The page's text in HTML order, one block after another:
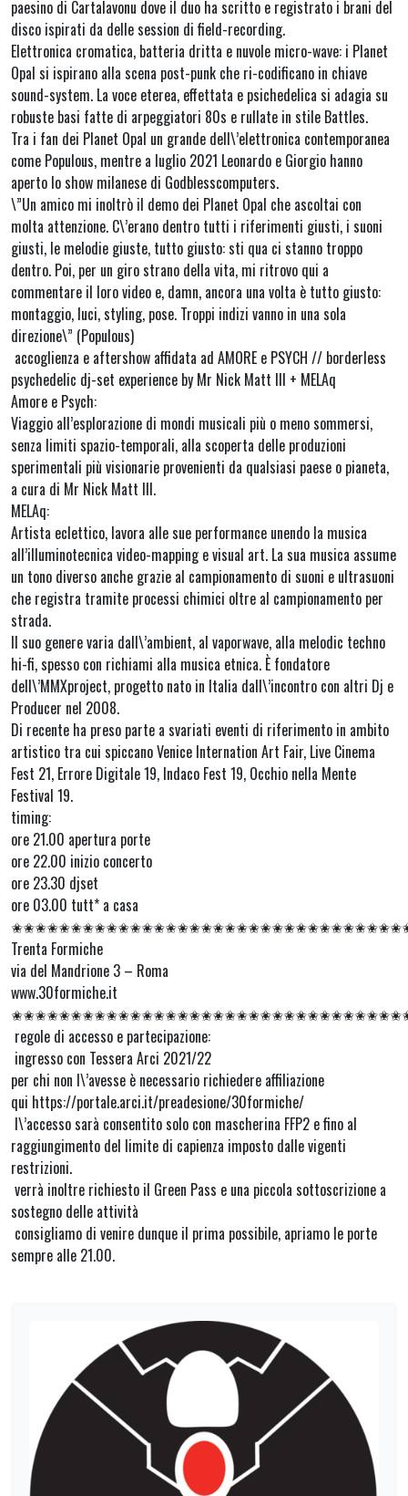
paesino di Cartalavonu dove il duo ha scritto e registrato i brani del
disco ispirati da delle session di field-recording.
Elettronica cromatica, batteria dritta e nuvole micro-wave: i Planet
Opal si ispirano alla scena post-punk che ri-codificano in chiave
sound-system. La voce eterea, effettata e psichedelica si adagia su
robuste basi fatte di arpeggiatori 80s e rullate in stile Battles.
Tra i fan dei Planet Opal un grande dell\’elettronica contemporanea
come Populous, mentre a luglio 2021 Leonardo e Giorgio hanno
aperto lo show milanese di Godblesscomputers.
\”Un amico mi inoltrò il demo dei Planet Opal che ascoltai con
molta attenzione. C\’erano dentro tutti i riferimenti giusti, i suoni
giusti, le melodie giuste, tutto giusto: sti qua ci stanno troppo
dentro. Poi, per un giro strano della vita, mi ritrovo qui a
commentare il loro video e, damn, ancora una volta è tutto giusto:
montaggio, luci, styling, pose. Troppi indizi vanno in una sola
direzione\” (Populous)
accoglienza e aftershow affidata ad AMORE e PSYCH // borderless
psychedelic dj-set experience by Mr Nick Matt III + MELAq
Amore e Psych:
Viaggio all’esplorazione di mondi musicali più o meno sommersi,
senza limiti spazio-temporali, alla scoperta delle produzioni
sperimentali più visionarie provenienti da qualsiasi paese o pianeta,
a cura di Mr Nick Matt III.
MELAq:
Artista eclettico, lavora alle sue performance unendo la musica
all’illuminotecnica video-mapping e visual art. La sua musica assume
un tono diverso anche grazie al campionamento di suoni e ultrasuoni
che registra tramite processi chimici oltre al campionamento per
strada.
Il suo genere varia dall\’ambient, al vaporwave, alla melodic techno
hi-fi, spesso con richiami alla musica etnica. È fondatore
dell\’MMXproject, progetto nato in Italia dall\’incontro con altri Dj e
Producer nel 2008.
Di recente ha preso parte a svariati eventi di riferimento in ambito
artistico tra cui spiccano Venice Internation Art Fair, Live Cinema
Fest 21, Errore Digitale 19, Indaco Fest 19, Occhio nella Mente
Festival 19.
timing:
ore 21.00 apertura porte
ore 22.00 inizio concerto
ore 23.30 djset
ore 03.00 tutt* a casa
Trenta Formiche
via del Mandrione 3 – Roma
www.30formiche.it
regole di accesso e partecipazione:
ingresso con Tessera Arci 2021/22
per chi non l\’avesse è necessario richiedere affiliazione
qui https://portale.arci.it/preadesione/30formiche/
l\’accesso sarà consentito solo con mascherina FFP2 e fino al
raggiungimento del limite di capienza imposto dalle vigenti
restrizioni.
verrà inoltre richiesto il Green Pass e una piccola sottoscrizione a
sostegno delle attività
consigliamo di venire dunque il prima possibile, apriamo le porte
sempre alle 21.00.